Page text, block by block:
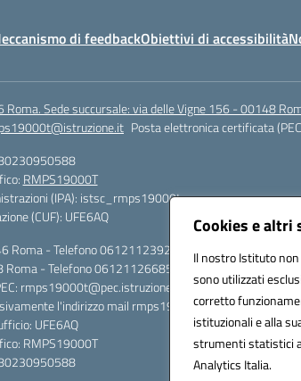
Cookies e
Il nostro Istituto
sono utilizzati
corretto
istituzionali e alla
strumenti statistici
Analytics Italia.
di feedbackObiettivi di accessibilità
Sede succursale: via delle Vigne 156 - 00148
Posta elettronica certificata
RMPS19000T
(IPA): istsc_rmps19000t
(CUF): UFE6AQ
Roma - Telefono 06121123925
- Telefono 06121126685/86
rmps19000t@pec.istruzione.it
l'indirizzo mail rmps19000t@istruzione.it
UFE6AQ
RMPS19000T